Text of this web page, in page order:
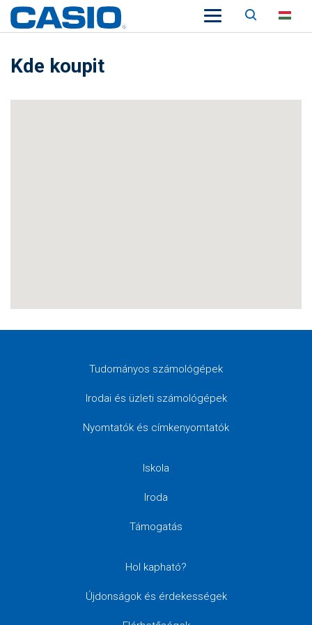
Keresés
Kde koupit
Tudományos számológépek
Irodai és üzleti számológépek
Nyomtatók és címkenyomtatók
Iskola
Iroda
Támogatás
Hol kapható?
Újdonságok és érdekességek